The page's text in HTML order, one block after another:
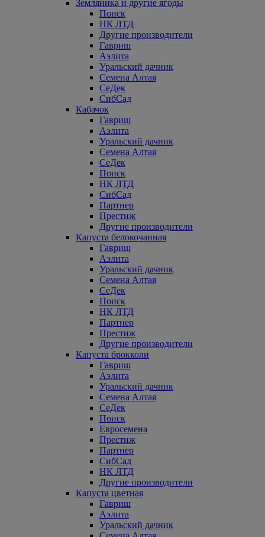
Земляника и другие ягоды
Поиск
НК ЛТД
Другие производители
Гавриш
Аэлита
Уральский дачник
Семена Алтая
СеДек
СибСад
Кабачок
Гавриш
Аэлита
Уральский дачник
Семена Алтая
СеДек
Поиск
НК ЛТД
СибСад
Партнер
Престиж
Другие производители
Капуста белокочанная
Гавриш
Аэлита
Уральский дачник
Семена Алтая
СеДек
Поиск
НК ЛТД
Партнер
Престиж
Другие производители
Капуста брокколи
Гавриш
Аэлита
Уральский дачник
Семена Алтая
СеДек
Поиск
Евросемена
Престиж
Партнер
СибСад
НК ЛТД
Другие производители
Капуста цветная
Гавриш
Аэлита
Уральский дачник